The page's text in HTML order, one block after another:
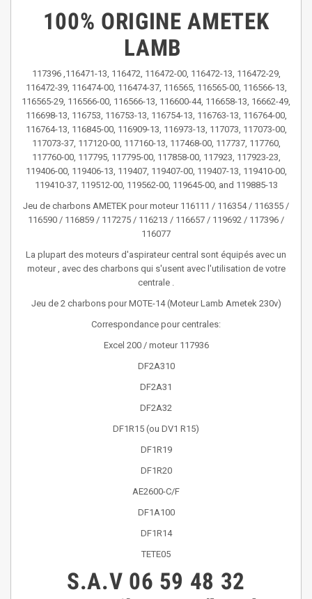
100% ORIGINE AMETEK
LAMB
117396 ,116471-13, 116472, 116472-00, 116472-13, 116472-29,
116472-39, 116474-00, 116474-37, 116565, 116565-00, 116566-13,
116565-29, 116566-00, 116566-13, 116600-44, 116658-13, 16662-49,
116698-13, 116753, 116753-13, 116754-13, 116763-13, 116764-00,
116764-13, 116845-00, 116909-13, 116973-13, 117073, 117073-00,
117073-37, 117120-00, 117160-13, 117468-00, 117737, 117760,
117760-00, 117795, 117795-00, 117858-00, 117923, 117923-23,
119406-00, 119406-13, 119407, 119407-00, 119407-13, 119410-00,
119410-37, 119512-00, 119562-00, 119645-00, and 119885-13
Jeu de charbons AMETEK pour moteur 116111 / 116354 / 116355 /
116590 / 116859 / 117275 / 116213 / 116657 / 119692 / 117396 /
116077
La plupart des moteurs d'aspirateur central sont équipés avec un
moteur , avec des charbons qui s'usent avec l'utilisation de votre
centrale .
Jeu de 2 charbons pour MOTE-14 (Moteur Lamb Ametek 230v)
Correspondance pour centrales:
Excel 200 / moteur 117936
DF2A310
DF2A31
DF2A32
DF1R15 (ou DV1 R15)
DF1R19
DF1R20
AE2600-C/F
DF1A100
DF1R14
TETE05
S.A.V 06 59 48 32